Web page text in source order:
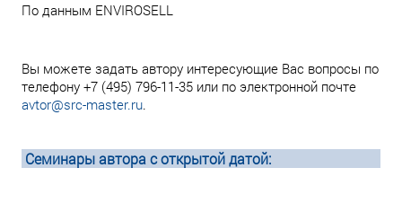
По данным ENVIROSELL
Вы можете задать автору интересующие Вас вопросы по
телефону +7 (495) 796-11-35 или по электронной почте
avtor@src-master.ru.
Семинары автора с открытой датой: